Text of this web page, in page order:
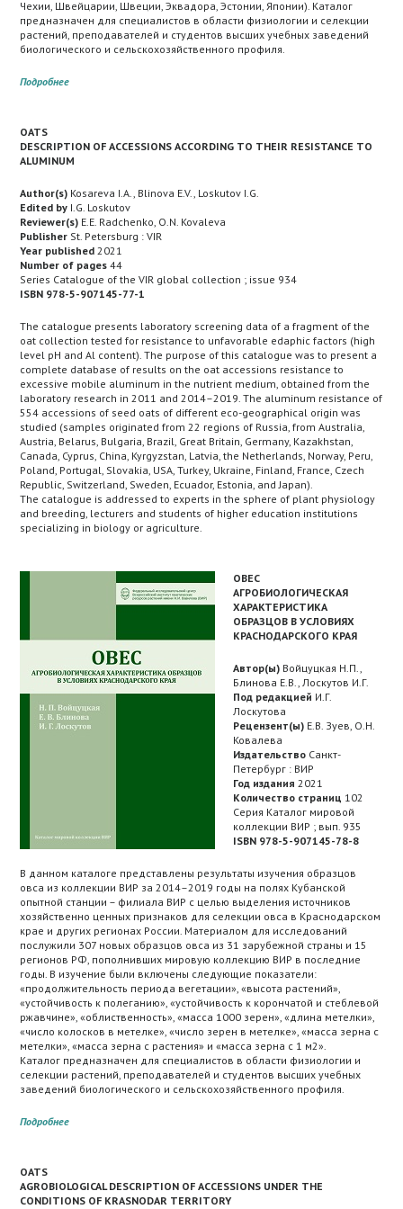
Чехии, Швейцарии, Швеции, Эквадора, Эстонии, Японии). Каталог
предназначен для специалистов в области физиологии и селекции
растений, преподавателей и студентов высших учебных заведений
биологического и сельскохозяйственного профиля.
Подробнее
OATS
DESCRIPTION OF ACCESSIONS ACCORDING TO THEIR RESISTANCE TO
ALUMINUM
Author(s) Kosareva I.A., Blinova E.V., Loskutov I.G.
Edited by I.G. Loskutov
Reviewer(s) E.E. Radchenko, O.N. Kovaleva
Publisher St. Petersburg : VIR
Year published 2021
Number of pages 44
Series Catalogue of the VIR global collection ; issue 934
ISBN 978-5-907145-77-1
The catalogue presents laboratory screening data of a fragment of the
oat collection tested for resistance to unfavorable edaphic factors (high
level pH and Al content). The purpose of this catalogue was to present a
complete database of results on the oat accessions resistance to
excessive mobile aluminum in the nutrient medium, obtained from the
laboratory research in 2011 and 2014–2019. The aluminum resistance of
554 accessions of seed oats of different eco-geographical origin was
studied (samples originated from 22 regions of Russia, from Australia,
Austria, Belarus, Bulgaria, Brazil, Great Britain, Germany, Kazakhstan,
Canada, Cyprus, China, Kyrgyzstan, Latvia, the Netherlands, Norway, Peru,
Poland, Portugal, Slovakia, USA, Turkey, Ukraine, Finland, France, Czech
Republic, Switzerland, Sweden, Ecuador, Estonia, and Japan).
The catalogue is addressed to experts in the sphere of plant physiology
and breeding, lecturers and students of higher education institutions
specializing in biology or agriculture.
ОВЕС
АГРОБИОЛОГИЧЕСКАЯ
ХАРАКТЕРИСТИКА
ОБРАЗЦОВ В УСЛОВИЯХ
КРАСНОДАРСКОГО КРАЯ
Автор(ы) Войцуцкая Н.П.,
Блинова Е.В., Лоскутов И.Г.
Под редакцией И.Г.
Лоскутова
Рецензент(ы) Е.В. Зуев, О.Н.
Ковалева
Издательство Санкт-
Петербург : ВИР
Год издания 2021
Количество страниц 102
Серия Каталог мировой
коллекции ВИР ; вып. 935
ISBN 978-5-907145-78-8
В данном каталоге представлены результаты изучения образцов
овса из коллекции ВИР за 2014–2019 годы на полях Кубанской
опытной станции – филиала ВИР с целью выделения источников
хозяйственно ценных признаков для селекции овса в Краснодарском
крае и других регионах России. Материалом для исследований
послужили 307 новых образцов овса из 31 зарубежной страны и 15
регионов РФ, пополнивших мировую коллекцию ВИР в последние
годы. В изучение были включены следующие показатели:
«продолжительность периода вегетации», «высота растений»,
«устойчивость к полеганию», «устойчивость к корончатой и стеблевой
ржавчине», «облиственность», «масса 1000 зерен», «длина метелки»,
«число колосков в метелке», «число зерен в метелке», «масса зерна с
метелки», «масса зерна с растения» и «масса зерна с 1 м2».
Каталог предназначен для специалистов в области физиологии и
селекции растений, преподавателей и студентов высших учебных
заведений биологического и сельскохозяйственного профиля.
Подробнее
OATS
AGROBIOLOGICAL DESCRIPTION OF ACCESSIONS UNDER THE
CONDITIONS OF KRASNODAR TERRITORY